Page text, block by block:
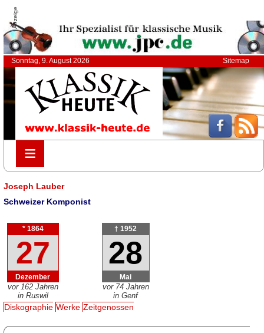
Anzeige
Sonntag, 9. August 2026 Sitemap
≡
≡
Joseph Lauber
Schweizer Komponist
* 1864
27
Dezember
vor 162 Jahren
in Ruswil
† 1952
28
Mai
vor 74 Jahren
in Genf
Diskographie Werke Zeitgenossen